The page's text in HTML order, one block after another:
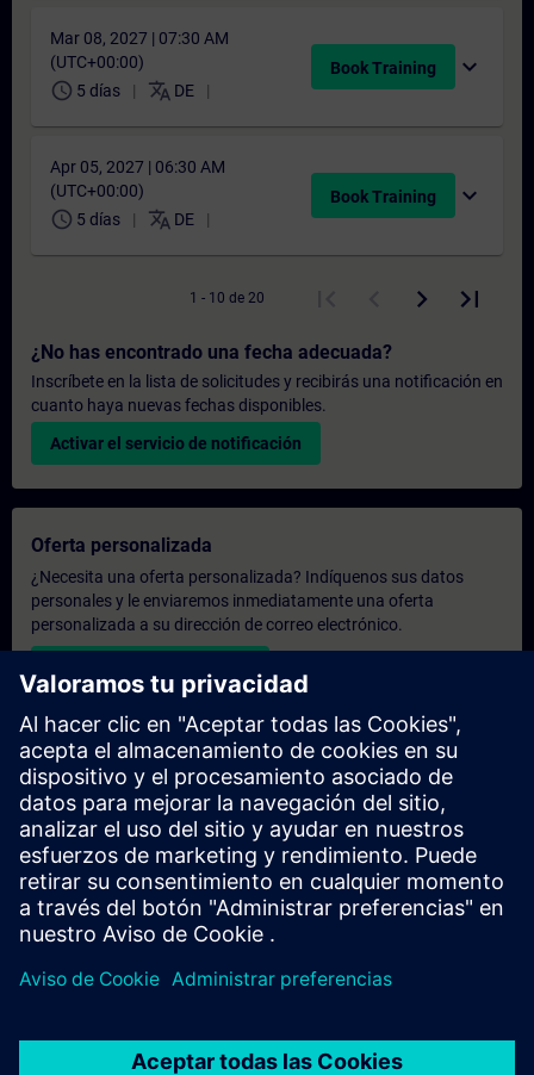
Mar 08, 2027 | 07:30 AM
(UTC+00:00)
schedule 5 días translate DE
Book Training expand_more
Apr 05, 2027 | 06:30 AM
(UTC+00:00)
schedule 5 días translate DE
Book Training expand_more
1 - 10 de 20
¿No has encontrado una fecha adecuada?
Inscríbete en la lista de solicitudes y recibirás una notificación en
cuanto haya nuevas fechas disponibles.
Activar el servicio de notificación
Oferta personalizada
¿Necesita una oferta personalizada? Indíquenos sus datos
personales y le enviaremos inmediatamente una oferta
personalizada a su dirección de correo electrónico.
Enviar una oferta personal
Solicitar presupuesto exclusivo
¿Necesita una formación más especializada y busca un
presupuesto para una formación exclusiva, ya sea presencial,
virtual o en un centro de formación SITRAIN? Tras facilitarnos
sus datos personales y sus necesidades formativas, le
enviaremos un presupuesto personalizado.
Solicitar presupuesto exclusivo